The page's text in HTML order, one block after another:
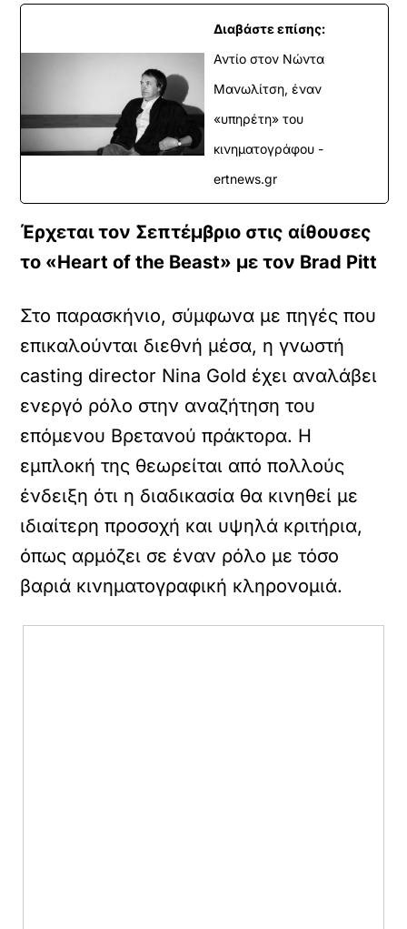
Διαβάστε επίσης:
Αντίο στον Νώντα
Μανωλίτση, έναν
«υπηρέτη» του
κινηματογράφου -
ertnews.gr
Έρχεται τον Σεπτέμβριο στις αίθουσες
το «Heart of the Beast» με τον Brad Pitt
Στο παρασκήνιο, σύμφωνα με πηγές που
επικαλούνται διεθνή μέσα, η γνωστή
casting director Nina Gold έχει αναλάβει
ενεργό ρόλο στην αναζήτηση του
επόμενου Βρετανού πράκτορα. Η
εμπλοκή της θεωρείται από πολλούς
ένδειξη ότι η διαδικασία θα κινηθεί με
ιδιαίτερη προσοχή και υψηλά κριτήρια,
όπως αρμόζει σε έναν ρόλο με τόσο
βαριά κινηματογραφική κληρονομιά.